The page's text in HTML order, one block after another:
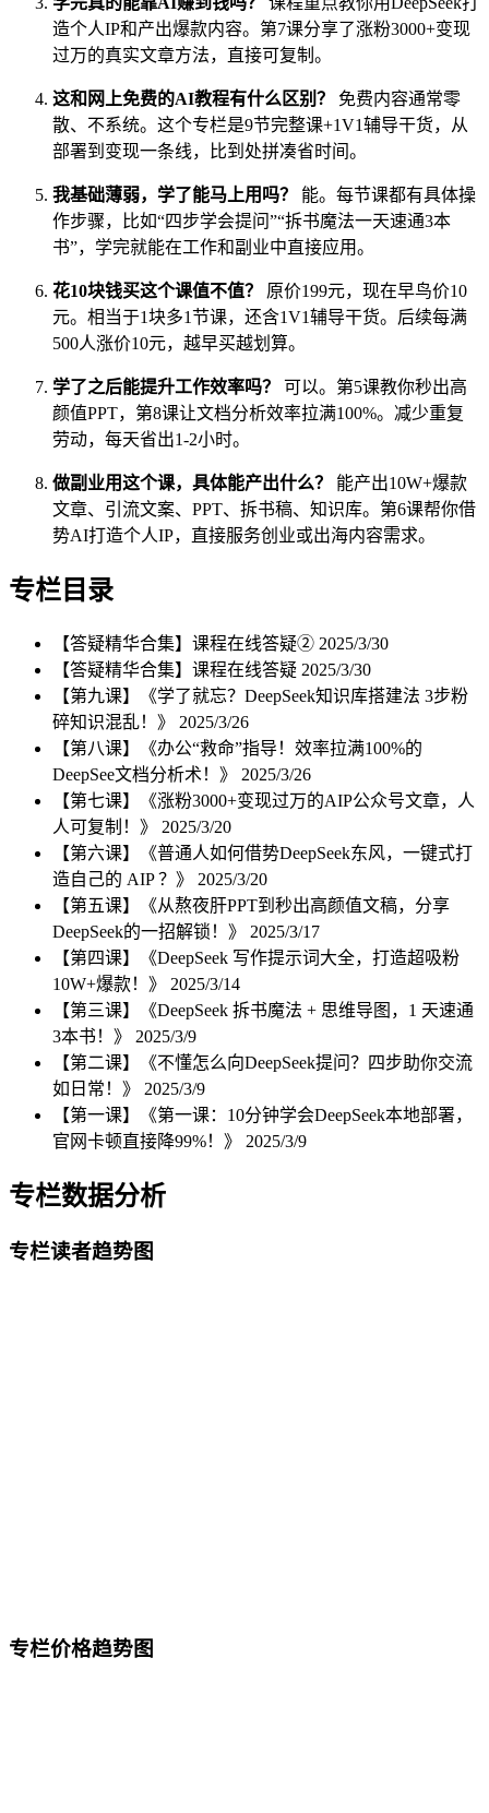
造个人IP和产出爆款内容。第7课分享了涨粉3000+变现
过万的真实文章方法，直接可复制。
这和网上免费的AI教程有什么区别？
免费内容通常零
散、不系统。这个专栏是9节完整课+1V1辅导干货，从
部署到变现一条线，比到处拼凑省时间。
我基础薄弱，学了能马上用吗？
能。每节课都有具体操
作步骤，比如“四步学会提问”“拆书魔法一天速通3本
书”，学完就能在工作和副业中直接应用。
花10块钱买这个课值不值？
原价199元，现在早鸟价10
元。相当于1块多1节课，还含1V1辅导干货。后续每满
500人涨价10元，越早买越划算。
学了之后能提升工作效率吗？
可以。第5课教你秒出高
颜值PPT，第8课让文档分析效率拉满100%。减少重复
劳动，每天省出1-2小时。
做副业用这个课，具体能产出什么？
能产出10W+爆款
文章、引流文案、PPT、拆书稿、知识库。第6课帮你借
势AI打造个人IP，直接服务创业或出海内容需求。
专栏目录
【答疑精华合集】课程在线答疑② 2025/3/30
【答疑精华合集】课程在线答疑 2025/3/30
【第九课】《学了就忘？DeepSeek知识库搭建法 3步粉
碎知识混乱！》 2025/3/26
【第八课】《办公“救命”指导！效率拉满100%的
DeepSee文档分析术！》 2025/3/26
【第七课】《涨粉3000+变现过万的AIP公众号文章，人
人可复制！》 2025/3/20
【第六课】《普通人如何借势DeepSeek东风，一键式打
造自己的 AIP ？》 2025/3/20
【第五课】《从熬夜肝PPT到秒出高颜值文稿，分享
DeepSeek的一招解锁！》 2025/3/17
【第四课】《DeepSeek 写作提示词大全，打造超吸粉
10W+爆款！》 2025/3/14
【第三课】《DeepSeek 拆书魔法 + 思维导图，1 天速通
3本书！》 2025/3/9
【第二课】《不懂怎么向DeepSeek提问？四步助你交流
如日常！》 2025/3/9
【第一课】《第一课：10分钟学会DeepSeek本地部署，
官网卡顿直接降99%！》 2025/3/9
专栏数据分析
专栏读者趋势图
专栏价格趋势图